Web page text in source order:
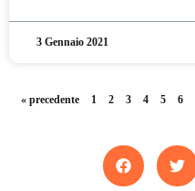
3 Gennaio 2021
« precedente 1 2 3 4 5 6